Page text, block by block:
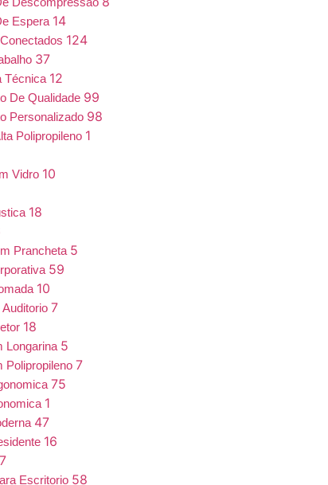
Espera 14
124
37
Técnica 12
De Qualidade 99
Personalizado 98
Polipropileno 1
Vidro 10
18
Prancheta 5
59
10
7
18
Longarina 5
Polipropileno 7
75
1
47
16
Escritorio 58